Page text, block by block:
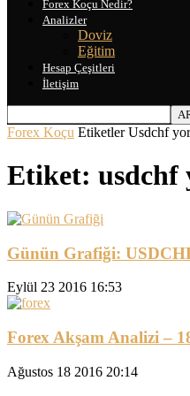
Forex Koçu Nedir?
Analizler
Doviz
Eğitim
Hesap Çeşitleri
İletişim
Forex Koçu Etiketler Usdchf
Etiket: usdchf
Günün Grafiği:
Eylül 23 2016 16:53
Forex Akşam Analizi –
Ağustos 18 2016 20:14